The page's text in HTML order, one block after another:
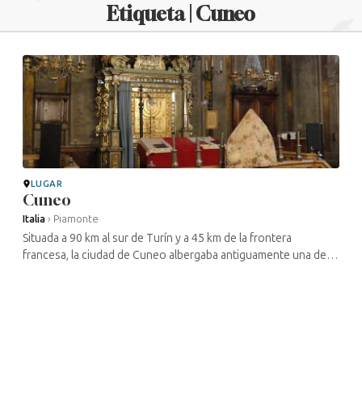
Etiqueta | Cuneo
LUGAR
Cuneo
Italia › Piamonte
Situada a 90 km al sur de Turín y a 45 km de la frontera
francesa, la ciudad de Cuneo albergaba antiguamente una de